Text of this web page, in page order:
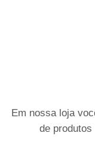
Em nossa loja
de